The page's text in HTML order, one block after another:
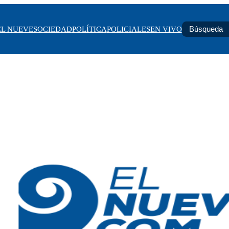
NUEVESOCIEDADPOLÍTICAPOLICIALESEN VIVO